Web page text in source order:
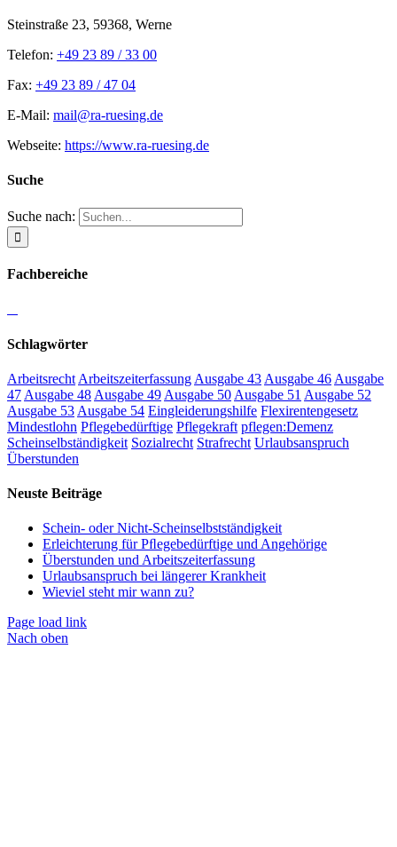
Steinstraße 23, 59368, Werne
Telefon: +49 23 89 / 33 00
Fax: +49 23 89 / 47 04
E-Mail: mail@ra-ruesing.de
Webseite: https://www.ra-ruesing.de
Suche
Suche nach:
Fachbereiche
Schlagwörter
Arbeitsrecht Arbeitszeiterfassung Ausgabe 43 Ausgabe 46 Ausgabe
47 Ausgabe 48 Ausgabe 49 Ausgabe 50 Ausgabe 51 Ausgabe 52
Ausgabe 53 Ausgabe 54 Eingleiderungshilfe Flexirentengesetz
Mindestlohn Pflegebedürftige Pflegekraft pflegen:Demenz
Scheinselbständigkeit Sozialrecht Strafrecht Urlaubsanspruch
Überstunden
Neuste Beiträge
Schein- oder Nicht-Scheinselbstständigkeit
Erleichterung für Pﬂegebedürftige und Angehörige
Überstunden und Arbeitszeiterfassung
Urlaubsanspruch bei längerer Krankheit
Wieviel steht mir wann zu?
Page load link
Nach oben